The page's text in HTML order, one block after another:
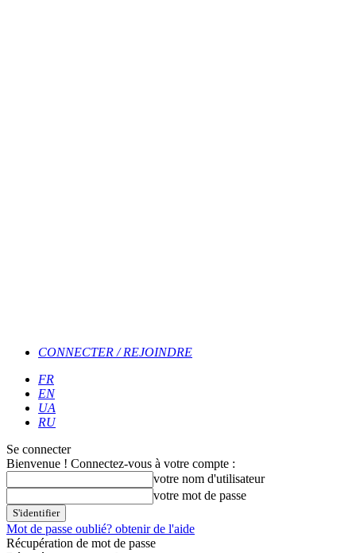
CONNECTER / REJOINDRE
FR
EN
UA
RU
Se connecter
Bienvenue ! Connectez-vous à votre compte :
votre nom d'utilisateur
votre mot de passe
Mot de passe oublié? obtenir de l'aide
Récupération de mot de passe